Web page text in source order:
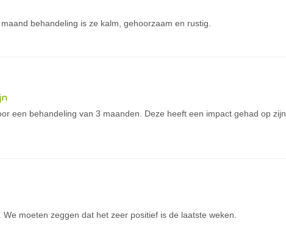
behandeling is ze kalm, gehoorzaam en rustig.
een behandeling van 3 maanden. Deze heeft een impact gehad op zijn
moeten zeggen dat het zeer positief is de laatste weken.